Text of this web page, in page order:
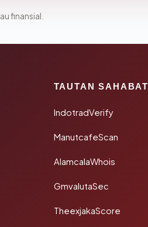
finansial.
TAUTAN SAHABAT
IndotradVerify
ManutcafeScan
AlamcalaWhois
GmvalutaSec
TheexjakaScore